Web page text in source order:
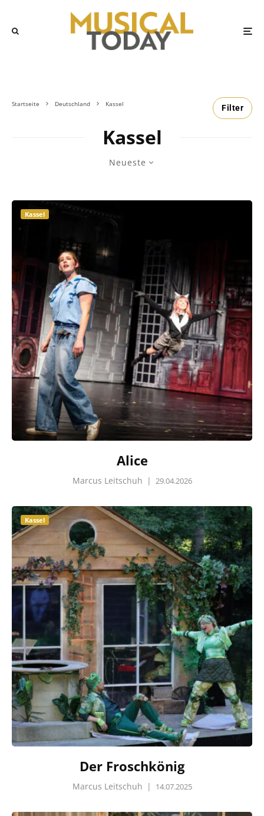
Startseite Deutschland Kassel Filter
Kassel
Neueste
Kassel
Alice
Marcus Leitschuh | 29.04.2026
Kassel
Der Froschkönig
Marcus Leitschuh | 14.07.2025